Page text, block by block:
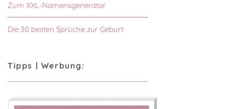
Zum XXL-Namensgenerator
Die 30 besten Sprüche zur Geburt
Tipps | Werbung: